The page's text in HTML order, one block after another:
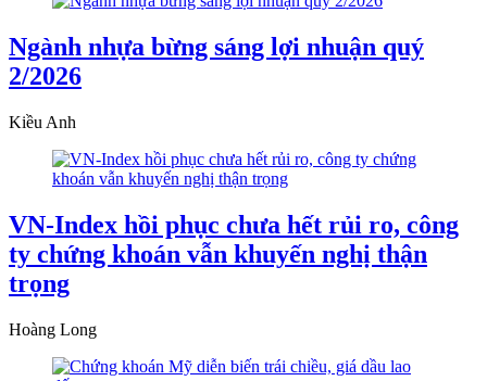
Ngành nhựa bừng sáng lợi nhuận quý
2/2026
Kiều Anh
VN-Index hồi phục chưa hết rủi ro, công
ty chứng khoán vẫn khuyến nghị thận
trọng
Hoàng Long